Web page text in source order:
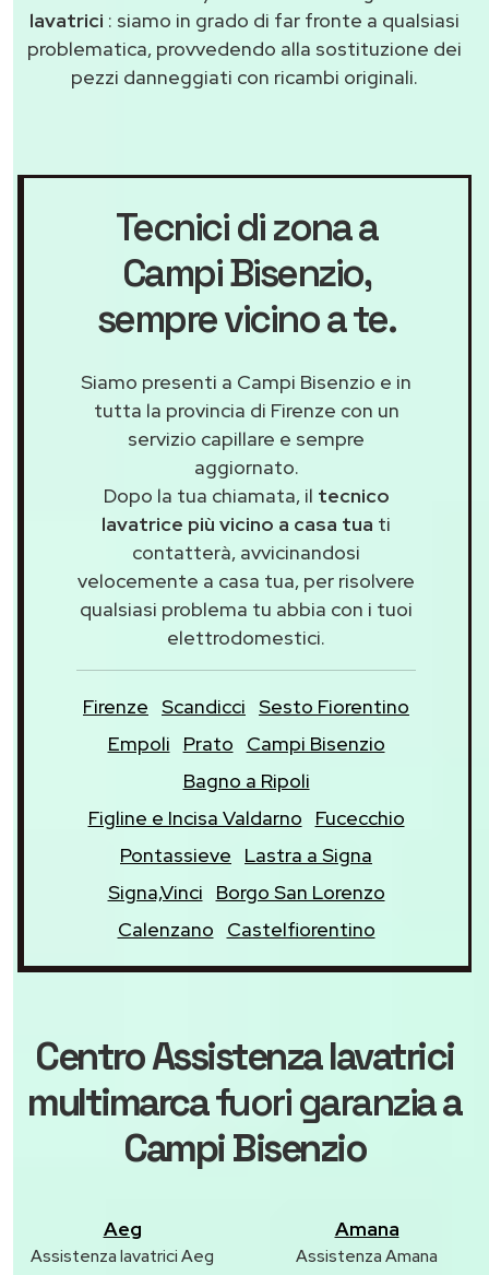
lavatrici : siamo in grado di far fronte a qualsiasi
problematica, provvedendo alla sostituzione dei
pezzi danneggiati con ricambi originali.
Tecnici di zona a
Campi Bisenzio,
sempre vicino a te.
Siamo presenti a Campi Bisenzio e in
tutta la provincia di Firenze con un
servizio capillare e sempre
aggiornato.
Dopo la tua chiamata, il tecnico
lavatrice più vicino a casa tua ti
contatterà, avvicinandosi
velocemente a casa tua, per risolvere
qualsiasi problema tu abbia con i tuoi
elettrodomestici.
Firenze Scandicci Sesto Fiorentino
Empoli
Prato
Campi Bisenzio
Bagno a Ripoli
Figline e Incisa Valdarno
Fucecchio
Pontassieve
Lastra a Signa
Signa,Vinci
Borgo San Lorenzo
Calenzano
Castelfiorentino
Centro Assistenza lavatrici
multimarcafuori garanziaa
Campi Bisenzio
Aeg
Assistenza lavatrici Aeg
Amana
Assistenza Amana